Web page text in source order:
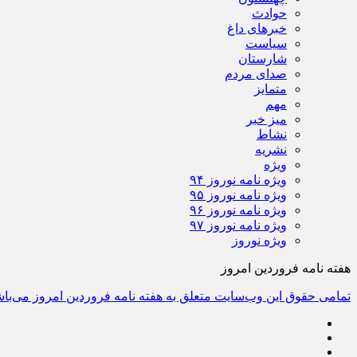
حوادث
خبرهای داغ
سیاست
شارستان
صدای مردم
متمایز
مهم
میز خبر
نشاط
نشریه
ویژه
ویژه نامه نوروز ۹۴
ویژه نامه نوروز ۹۵
ویژه نامه نوروز ۹۶
ویژه نامه نوروز ۹۷
ویژه نوروز
هفته نامه فروردین امروز
تمامی حقوق این وب‌سایت متعلق به هفته نامه فروردین امروز